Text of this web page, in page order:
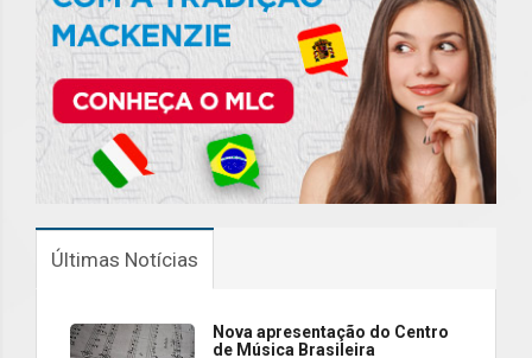
Últimas Notícias
Nova apresentação do Centro
de Música Brasileira